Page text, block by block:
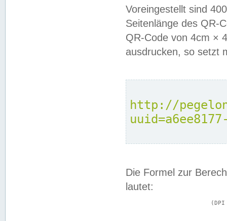
Voreingestellt sind
Seitenlänge des QR-
QR-Code von 4cm ×
ausdrucken, so setzt
http://
Die Formel zur
lautet: